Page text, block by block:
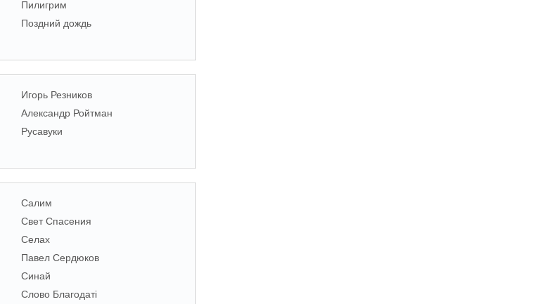
Пилигрим
Поздний дождь
Игорь Резников
Александр Ройтман
Русавуки
Салим
Свет Спасения
Селах
Павел Сердюков
Синай
Слово Благодаті